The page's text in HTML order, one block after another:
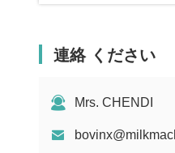
連絡 ください
Mrs. CHENDI